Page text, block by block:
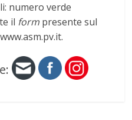
numero verde
il form presente sul